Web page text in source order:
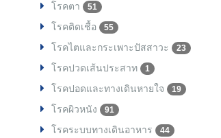
โรคตา 51
โรคติดเชื้อ 55
โรคไตและกระเพาะปัสสาวะ 23
โรคปวดเส้นประสาท 1
โรคปอดและทางเดินหายใจ 19
โรคผิวหนัง 91
โรคระบบทางเดินอาหาร 44